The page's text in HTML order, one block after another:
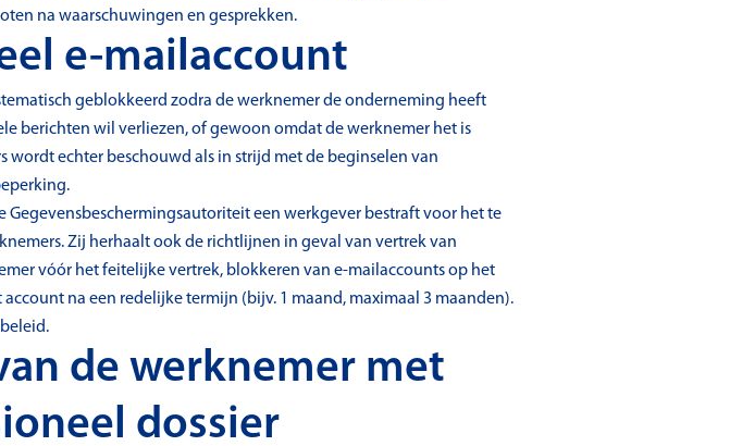
na waarschuwingen en gesprekken.
e-mailaccount
geblokkeerd zodra de werknemer de onderneming heeft
berichten wil verliezen, of gewoon omdat de werknemer het is
echter beschouwd als in strijd met de beginselen van
Gegevensbeschermingsautoriteit een werkgever bestraft voor het te
Zij herhaalt ook de richtlijnen in geval van vertrek van
vóór het feitelijke vertrek, blokkeren van e-mailaccounts op het
na een redelijke termijn (bijv. 1 maand, maximaal 3 maanden).
de werknemer met
dossier